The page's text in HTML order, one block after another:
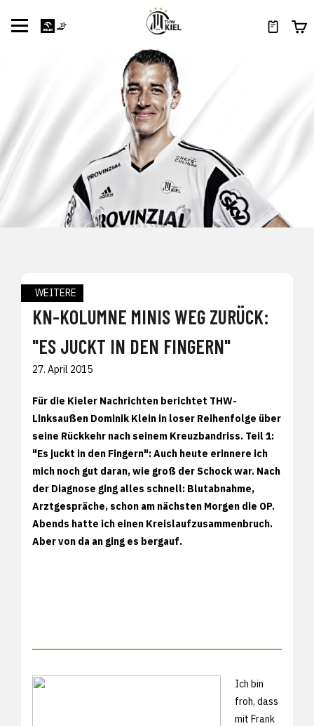
WEITERE
KN-KOLUMNE MINIS WEG ZURÜCK:
"ES JUCKT IN DEN FINGERN"
27. April 2015
Für die Kieler Nachrichten berichtet THW-
Linksaußen Dominik Klein in loser Reihenfolge über
seine Rückkehr nach seinem Kreuzbandriss. Teil 1:
"Es juckt in den Fingern": Auch heute erinnere ich
mich noch gut daran, wie groß der Schock war. Nach
der Diagnose ging alles schnell: Blutabnahme,
Arztgespräche, schon am nächsten Morgen die OP.
Abends hatte ich einen Kreislaufzusammenbruch.
Aber von da an ging es bergauf.
Ich bin
froh, dass
mit Frank